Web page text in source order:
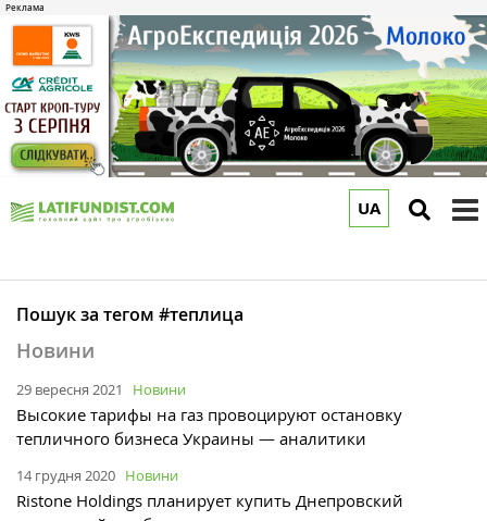
UA
Пошук за тегом #теплица
Новини
29 вересня 2021 Новини
Высокие тарифы на газ провоцируют остановку
тепличного бизнеса Украины — аналитики
14 грудня 2020 Новини
Ristone Holdings планирует купить Днепровский